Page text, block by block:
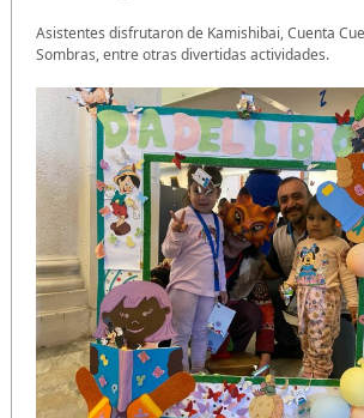
Asistentes disfrutaron de Kamishibai, Cuenta
Sombras, entre otras divertidas actividades.